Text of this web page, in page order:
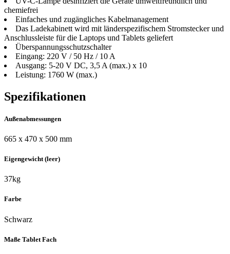
chemiefrei
Einfaches und zugängliches Kabelmanagement
Das Ladekabinett wird mit länderspezifischem Stromstecker und
Anschlussleiste für die Laptops und Tablets geliefert
Überspannungsschutzschalter
Eingang: 220 V / 50 Hz / 10 A
Ausgang: 5-20 V DC, 3,5 A (max.) x 10
Leistung: 1760 W (max.)
Spezifikationen
Außenabmessungen
665 x 470 x 500 mm
Eigengewicht (leer)
37kg
Farbe
Schwarz
Maße Tablet Fach